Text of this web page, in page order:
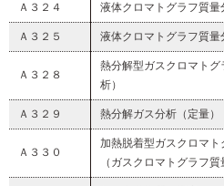
Ａ３２４ 液体クロマトグラフ質量
Ａ３２５ 液体クロマトグラフ質量
Ａ３２８
熱分解型ガスクロマト
析）
Ａ３２９ 熱分解ガス分析（定量）
Ａ３３０
加熱脱着型ガスクロマト
（ガスクロマトグラフ質